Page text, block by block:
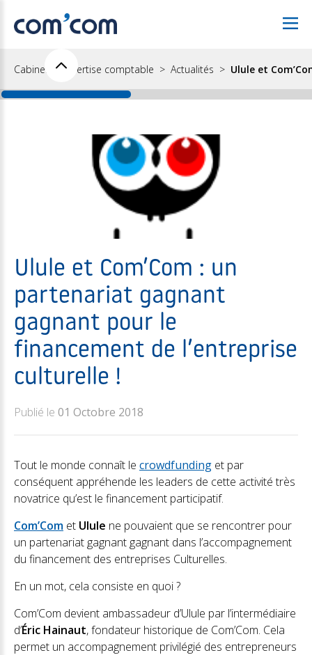
Cabinet d'expertise comptable Actualités Ulule et
Ulule et Com’Com : un
partenariat gagnant
gagnant pour le
financement de l’entreprise
culturelle !
Publié le 01 Octobre 2018
Tout le monde connaît le crowdfunding et par
conséquent appréhende les leaders de cette activité très
novatrice qu’est le financement participatif.
Com’Com et Ulule ne pouvaient que se rencontrer pour
un partenariat gagnant gagnant dans l’accompagnement
du financement des entreprises Culturelles.
En un mot, cela consiste en quoi ?
Com’Com devient ambassadeur d’Ulule par l’intermédiaire
d’Éric Hainaut, fondateur historique de Com’Com. Cela
permet un accompagnement privilégié des entrepreneurs